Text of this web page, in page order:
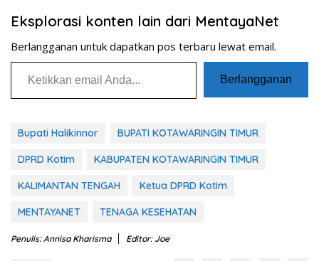
Eksplorasi konten lain dari MentayaNet
Berlangganan untuk dapatkan pos terbaru lewat email.
Ketikkan email Anda...
Berlangganan
Bupati Halikinnor BUPATI KOTAWARINGIN TIMUR
DPRD Kotim KABUPATEN KOTAWARINGIN TIMUR
KALIMANTAN TENGAH Ketua DPRD Kotim
MENTAYANET TENAGA KESEHATAN
Penulis: Annisa Kharisma Editor: Joe